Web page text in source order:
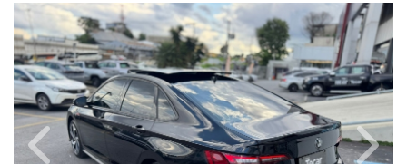
Previous Next